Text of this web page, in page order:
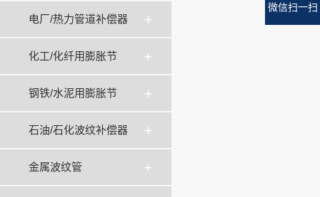
电厂/热力管道补偿器
化工/化纤用膨胀节
钢铁/水泥用膨胀节
石油/石化波纹补偿器
金属波纹管
微信扫一扫